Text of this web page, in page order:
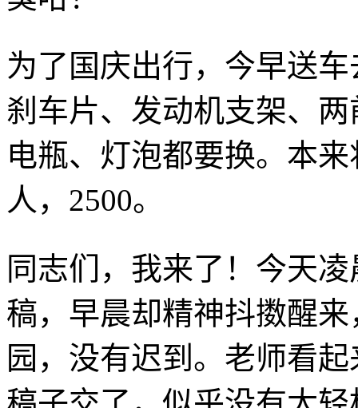
为了国庆出行，今早送
刹车片、发动机支架、
电瓶、灯泡都要换。本
人，2500。
同志们，我来了！今天
稿，早晨却精神抖擞醒
园，没有迟到。老师看